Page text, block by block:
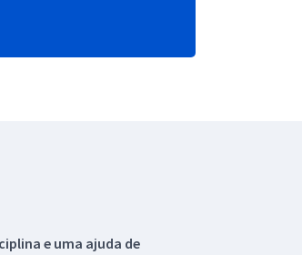
e uma ajuda de